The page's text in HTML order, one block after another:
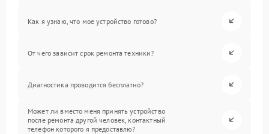
Как я узнаю, что мое устройство готово?
От чего зависит срок ремонта техники?
Диагностика проводится бесплатно?
Может ли вместо меня принять устройство
после ремонта другой человек, контактный
телефон которого я предоставлю?